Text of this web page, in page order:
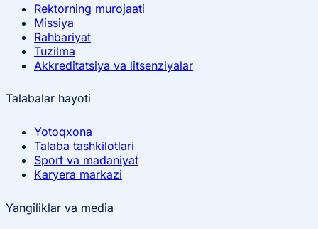
Rektorning murojaati
Missiya
Rahbariyat
Tuzilma
Akkreditatsiya va litsenziyalar
Talabalar hayoti
Yotoqxona
Talaba tashkilotlari
Sport va madaniyat
Karyera markazi
Yangiliklar va media